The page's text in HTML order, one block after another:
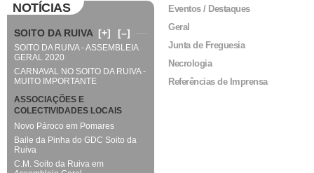
Eventos / Destaques
Geral
Junta de Freguesia
Necrologia
Referências de Imprensa
NOTÍCIAS
SOITO DA RUIVA [+] [–]
SOITO DA RUIVA - ASSEMBLEIA
GERAL 2020
CARNAVAL NO SOITO DA RUIVA -
MUITO IMPORTANTE
ASSOCIAÇÕES E
COLECTIVIDADES LOCAIS
Novo Pároco em Pomares
Baile da Pinha do GDC Soito da
Ruiva
C.M. Soito da Ruiva em